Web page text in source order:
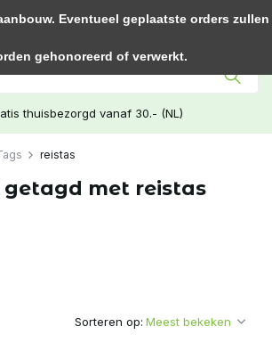
thuisbezorgd vanaf 30.- (NL)
reistas
met reistas
Sorteren op:
Eventueel geplaatste orders zullen
gehonoreerd of verwerkt.